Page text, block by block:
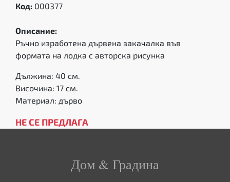
Код: 000377
Описание:
Ръчно изработена дървена закачалка във
формата на лодка с авторска рисунка
Дължина: 40 см.
Височина: 17 см.
Материал: дърво
НЕ СЕ ПРЕДЛАГА
Дом & Градина